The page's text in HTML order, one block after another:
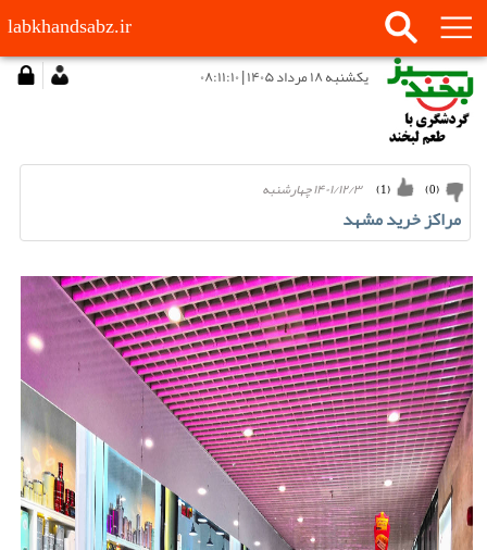
labkhandsabz.ir
يكشنبه ۱۸ مرداد ۱۴۰۵ | ۰۸:۱۱:۱۰
۱۴۰۱/۱۲/۳ چهارشنبه (
1
) (
0
)
مراکز خرید مشهد